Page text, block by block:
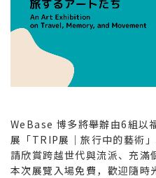
WeBase 博多將舉辦由6組以
展「TRIP展｜旅行中的藝術」
請欣賞跨越世代與流派、充滿
本次展覽入場免費，歡迎隨時